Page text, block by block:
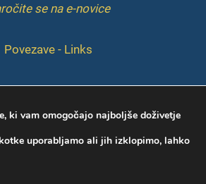
se na e-novice
Povezave - Links
IMPRESSUM
ki vam omogočajo najboljše doživetje
uporabljamo ali jih izklopimo, lahko